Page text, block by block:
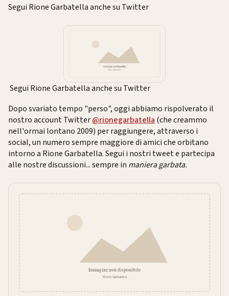
Segui Rione Garbatella anche su Twitter
Segui Rione Garbatella anche su Twitter
Dopo svariato tempo "perso", oggi abbiamo rispolverato il
nostro account Twitter@rionegarbatella (che creammo
nell'ormai lontano 2009) per raggiungere, attraverso i
social, un numero sempre maggiore di amici che orbitano
intorno a Rione Garbatella. Segui i nostri tweet e partecipa
alle nostre discussioni... sempre in maniera garbata.